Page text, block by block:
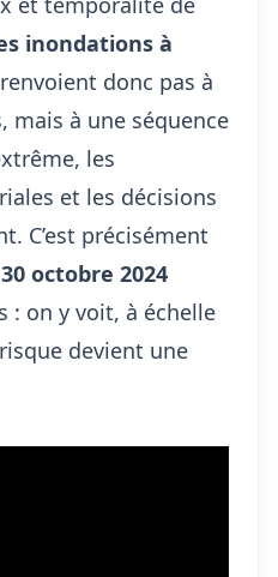
inondations à
donc pas à
mais à une séquence
les
et les décisions
C’est précisément
30 octobre 2024
: on y voit, à échelle
devient une